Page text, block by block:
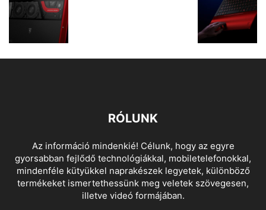
RÓLUNK
Az információ mindenkié! Célunk, hogy az egyre
gyorsabban fejlődő technológiákkal, mobiletelefonokkal,
mindenféle kütyükkel naprakészek legyetek, különböző
termékeket ismertethessünk meg veletek szövegesen,
illetve videó formájában.